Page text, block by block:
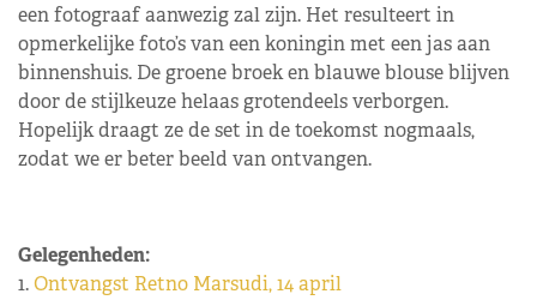
een fotograaf aanwezig zal zijn. Het resulteert in
opmerkelijke foto’s van een koningin met een jas aan
binnenshuis. De groene broek en blauwe blouse blijven
door de stijlkeuze helaas grotendeels verborgen.
Hopelijk draagt ze de set in de toekomst nogmaals,
zodat we er beter beeld van ontvangen.
Gelegenheden:
1.Ontvangst Retno Marsudi, 14 april